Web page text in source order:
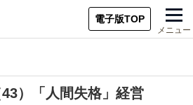
電子版TOP
メニュー
）「人間失格」経営